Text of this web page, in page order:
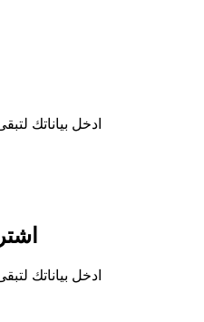
ادخل بياناتك
ادخل بياناتك